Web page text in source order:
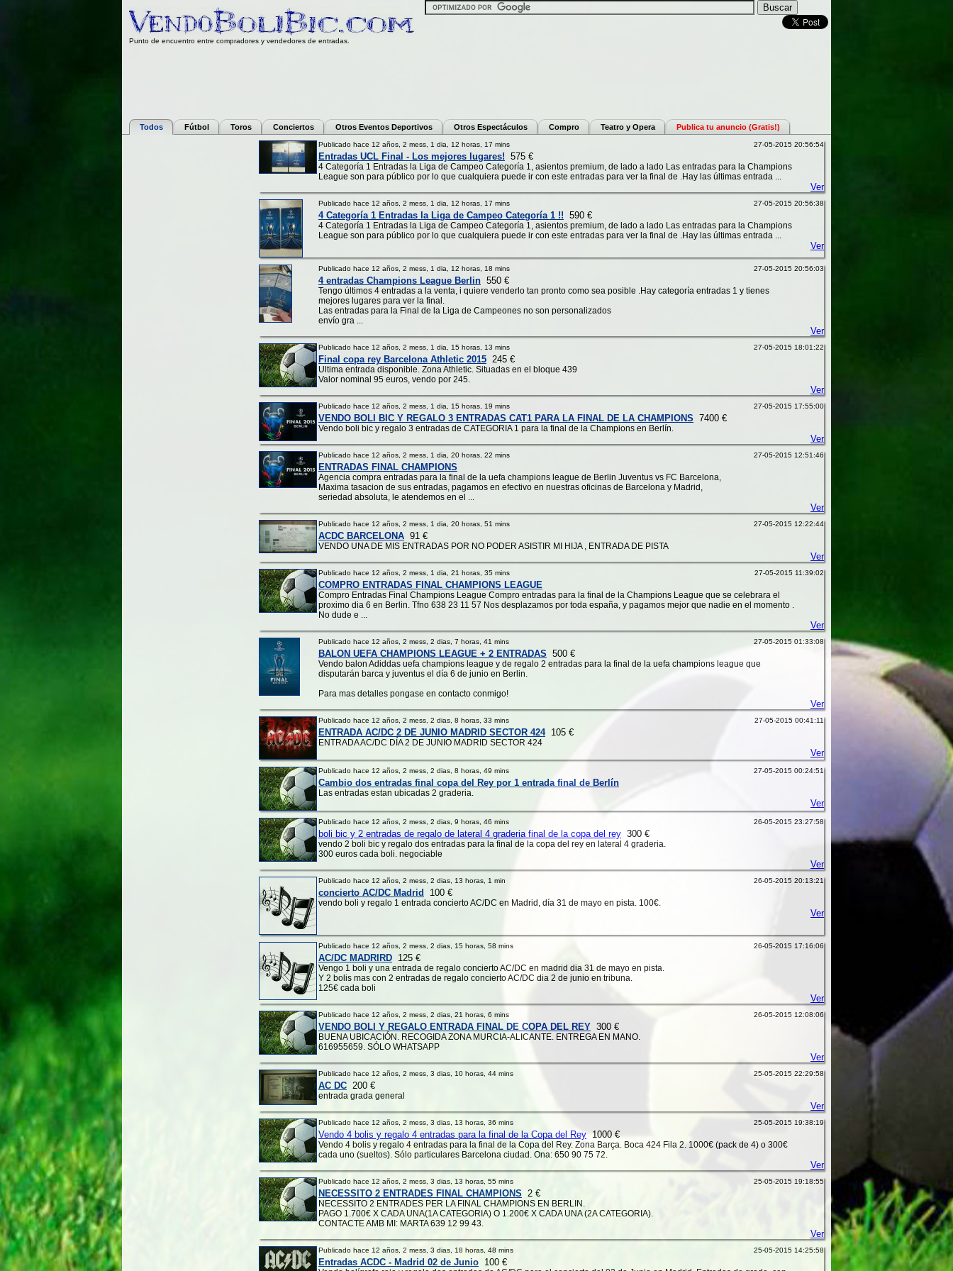
Punto de encuentro entre compradores y vendedores de entradas.
Todos Fútbol Toros Conciertos Otros Eventos Deportivos Otros Espectáculos Compro Teatro y Opera Publica tu anuncio (Gratis!)
Publicado hace 12 años, 2 mess, 1 dia, 12 horas, 17 mins 27-05-2015 20:56:54
Entradas UCL Final - Los mejores lugares! 575 €
4 Categoría 1 Entradas la Liga de Campeo Categoría 1, asientos premium, de lado a lado Las entradas para la Champions
League son para público por lo que cualquiera puede ir con este entradas para ver la final de .Hay las últimas entrada ...
Ver
Publicado hace 12 años, 2 mess, 1 dia, 12 horas, 17 mins 27-05-2015 20:56:38
4 Categoría 1 Entradas la Liga de Campeo Categoría 1 !! 590 €
4 Categoría 1 Entradas la Liga de Campeo Categoría 1, asientos premium, de lado a lado Las entradas para la Champions
League son para público por lo que cualquiera puede ir con este entradas para ver la final de .Hay las últimas entrada ...
Ver
Publicado hace 12 años, 2 mess, 1 dia, 12 horas, 18 mins 27-05-2015 20:56:03
4 entradas Champions League Berlin 550 €
Tengo últimos 4 entradas a la venta, i quiere venderlo tan pronto como sea posible .Hay categoría entradas 1 y tienes
mejores lugares para ver la final.
Las entradas para la Final de la Liga de Campeones no son personalizados
envío gra ...
Ver
Publicado hace 12 años, 2 mess, 1 dia, 15 horas, 13 mins 27-05-2015 18:01:22
Final copa rey Barcelona Athletic 2015 245 €
Ultima entrada disponible. Zona Athletic. Situadas en el bloque 439
Valor nominal 95 euros, vendo por 245.
Ver
Publicado hace 12 años, 2 mess, 1 dia, 15 horas, 19 mins 27-05-2015 17:55:00
VENDO BOLI BIC Y REGALO 3 ENTRADAS CAT1 PARA LA FINAL DE LA CHAMPIONS 7400 €
Vendo boli bic y regalo 3 entradas de CATEGORIA 1 para la final de la Champions en Berlín.
Ver
Publicado hace 12 años, 2 mess, 1 dia, 20 horas, 22 mins 27-05-2015 12:51:46
ENTRADAS FINAL CHAMPIONS
Agencia compra entradas para la final de la uefa champions league de Berlin Juventus vs FC Barcelona,
Maxima tasacion de sus entradas, pagamos en efectivo en nuestras oficinas de Barcelona y Madrid,
seriedad absoluta, le atendemos en el ...
Ver
Publicado hace 12 años, 2 mess, 1 dia, 20 horas, 51 mins 27-05-2015 12:22:44
ACDC BARCELONA 91 €
VENDO UNA DE MIS ENTRADAS POR NO PODER ASISTIR MI HIJA , ENTRADA DE PISTA
Ver
Publicado hace 12 años, 2 mess, 1 dia, 21 horas, 35 mins 27-05-2015 11:39:02
COMPRO ENTRADAS FINAL CHAMPIONS LEAGUE
Compro Entradas Final Champions League Compro entradas para la final de la Champions League que se celebrara el
proximo dia 6 en Berlin. Tfno 638 23 11 57 Nos desplazamos por toda españa, y pagamos mejor que nadie en el momento .
No dude e ...
Ver
Publicado hace 12 años, 2 mess, 2 dias, 7 horas, 41 mins 27-05-2015 01:33:08
BALON UEFA CHAMPIONS LEAGUE + 2 ENTRADAS 500 €
Vendo balon Adiddas uefa champions league y de regalo 2 entradas para la final de la uefa champions league que
disputarán barca y juventus el día 6 de junio en Berlin.
Para mas detalles pongase en contacto conmigo!
Ver
Publicado hace 12 años, 2 mess, 2 dias, 8 horas, 33 mins 27-05-2015 00:41:11
ENTRADA AC/DC 2 DE JUNIO MADRID SECTOR 424105 €
ENTRADA AC/DC DÍA 2 DE JUNIO MADRID SECTOR 424
Ver
Publicado hace 12 años, 2 mess, 2 dias, 8 horas, 49 mins 27-05-2015 00:24:51
Cambio dos entradas final copa del Rey por 1 entrada final de Berlín
Las entradas estan ubicadas 2 graderia.
Ver
Publicado hace 12 años, 2 mess, 2 dias, 9 horas, 46 mins 26-05-2015 23:27:58
boli bic y 2 entradas de regalo de lateral 4 graderia final de la copa del rey 300 €
vendo 2 boli bic y regalo dos entradas para la final de la copa del rey en lateral 4 graderia.
300 euros cada boli. negociable
Ver
Publicado hace 12 años, 2 mess, 2 dias, 13 horas, 1 min 26-05-2015 20:13:21
concierto AC/DC Madrid 100 €
vendo boli y regalo 1 entrada concierto AC/DC en Madrid, día 31 de mayo en pista. 100€.
Ver
Publicado hace 12 años, 2 mess, 2 dias, 15 horas, 58 mins 26-05-2015 17:16:06
AC/DC MADRIRD 125 €
Vengo 1 boli y una entrada de regalo concierto AC/DC en madrid dia 31 de mayo en pista.
Y 2 bolis mas con 2 entradas de regalo concierto AC/DC dia 2 de junio en tribuna.
125€ cada boli
Ver
Publicado hace 12 años, 2 mess, 2 dias, 21 horas, 6 mins 26-05-2015 12:08:06
VENDO BOLI Y REGALO ENTRADA FINAL DE COPA DEL REY 300 €
BUENA UBICACIÓN. RECOGIDA ZONA MURCIA-ALICANTE. ENTREGA EN MANO.
616955659. SÓLO WHATSAPP
Ver
Publicado hace 12 años, 2 mess, 3 dias, 10 horas, 44 mins 25-05-2015 22:29:58
AC DC 200 €
entrada grada general
Ver
Publicado hace 12 años, 2 mess, 3 dias, 13 horas, 36 mins 25-05-2015 19:38:19
Vendo 4 bolis y regalo 4 entradas para la final de la Copa del Rey 1000 €
Vendo 4 bolis y regalo 4 entradas para la final de la Copa del Rey. Zona Barça. Boca 424 Fila 2. 1000€ (pack de 4) o 300€
cada uno (sueltos). Sólo particulares Barcelona ciudad. Ona: 650 90 75 72.
Ver
Publicado hace 12 años, 2 mess, 3 dias, 13 horas, 55 mins 25-05-2015 19:18:55
NECESSITO 2 ENTRADES FINAL CHAMPIONS 2 €
NECESSITO 2 ENTRADES PER LA FINAL CHAMPIONS EN BERLIN.
PAGO 1.700€ X CADA UNA(1A CATEGORIA) O 1.200€ X CADA UNA (2A CATEGORIA).
CONTACTE AMB MI: MARTA 639 12 99 43.
Ver
Publicado hace 12 años, 2 mess, 3 dias, 18 horas, 48 mins 25-05-2015 14:25:58
Entradas ACDC - Madrid 02 de Junio 100 €